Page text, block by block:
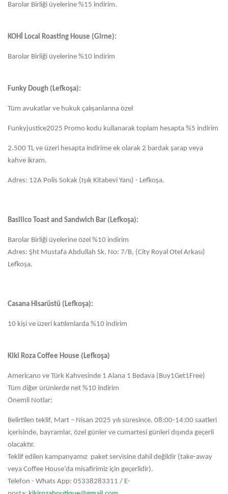
Barolar Birliği üyelerine %15 indirim.
KOHİ Local Roasting House (Girne):
Barolar Birliği üyelerine %10 indirim
Funky Dough (Lefkoşa):
Tüm avukatlar ve hukuk çalışanlarına özel
Funkyjustice2025 Promo kodu kullanarak toplam hesapta %5 indirim
2.500 TL ve üzeri hesapta indirime ek olarak 2 bardak şarap veya
kahve ikram.
Adres: 12A Polis Sokak (Işık Kitabevi Yanı) - Lefkoşa.
Basilico Toast and Sandwich Bar (Lefkoşa):
Barolar Birliği üyelerine özel %10 indirim
Adres: Şht Mustafa Abdullah Sk. No: 7/B, (City Royal Otel Arkası)
Lefkoşa.
Casana Hisarüstü (Lefkoşa):
10 kişi ve üzeri katılımlarda %10 indirim
Kiki Roza Coffee House (Lefkoşa)
Americano ve Türk Kahvesinde 1 Alana 1 Bedava (Buy1Get1Free)
Tüm diğer ürünlerde net %10 indirim
Önemli Notlar:
Belirtilen teklif, Mart – Nisan 2025 yılı süresince, 08:00-14:00 saatleri
içerisinde, bayramlar, özel günler ve cumartesi günleri dışında geçerli
olacaktır.
Teklif edilen kampanyamız paket servisine dahil değildir (take-away
veya Coffee House’da misafirimiz için geçerlidir).
Telefon - Whats App: 05338283311 / E-